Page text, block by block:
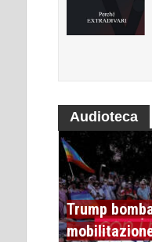
Audioteca
Trump